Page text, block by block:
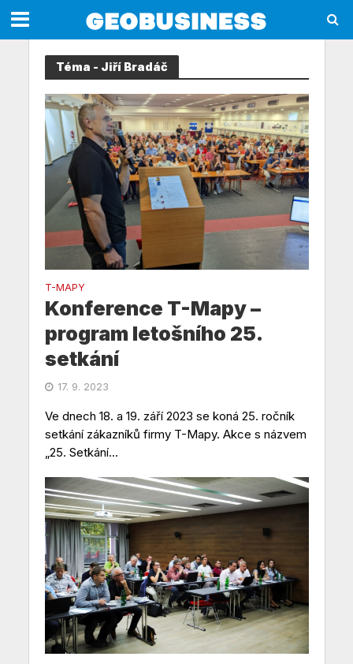
Téma - Jiří Bradáč
T-MAPY
Konference T-Mapy –
program letošního 25.
setkání
17. 9. 2023
Ve dnech 18. a 19. září 2023 se koná 25. ročník
setkání zákazníků firmy T-Mapy. Akce s názvem
„25. Setkání...